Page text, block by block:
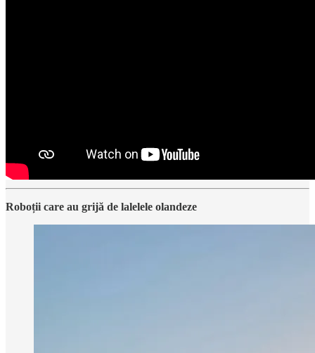
Roboții care au grijă de lalelele olandeze